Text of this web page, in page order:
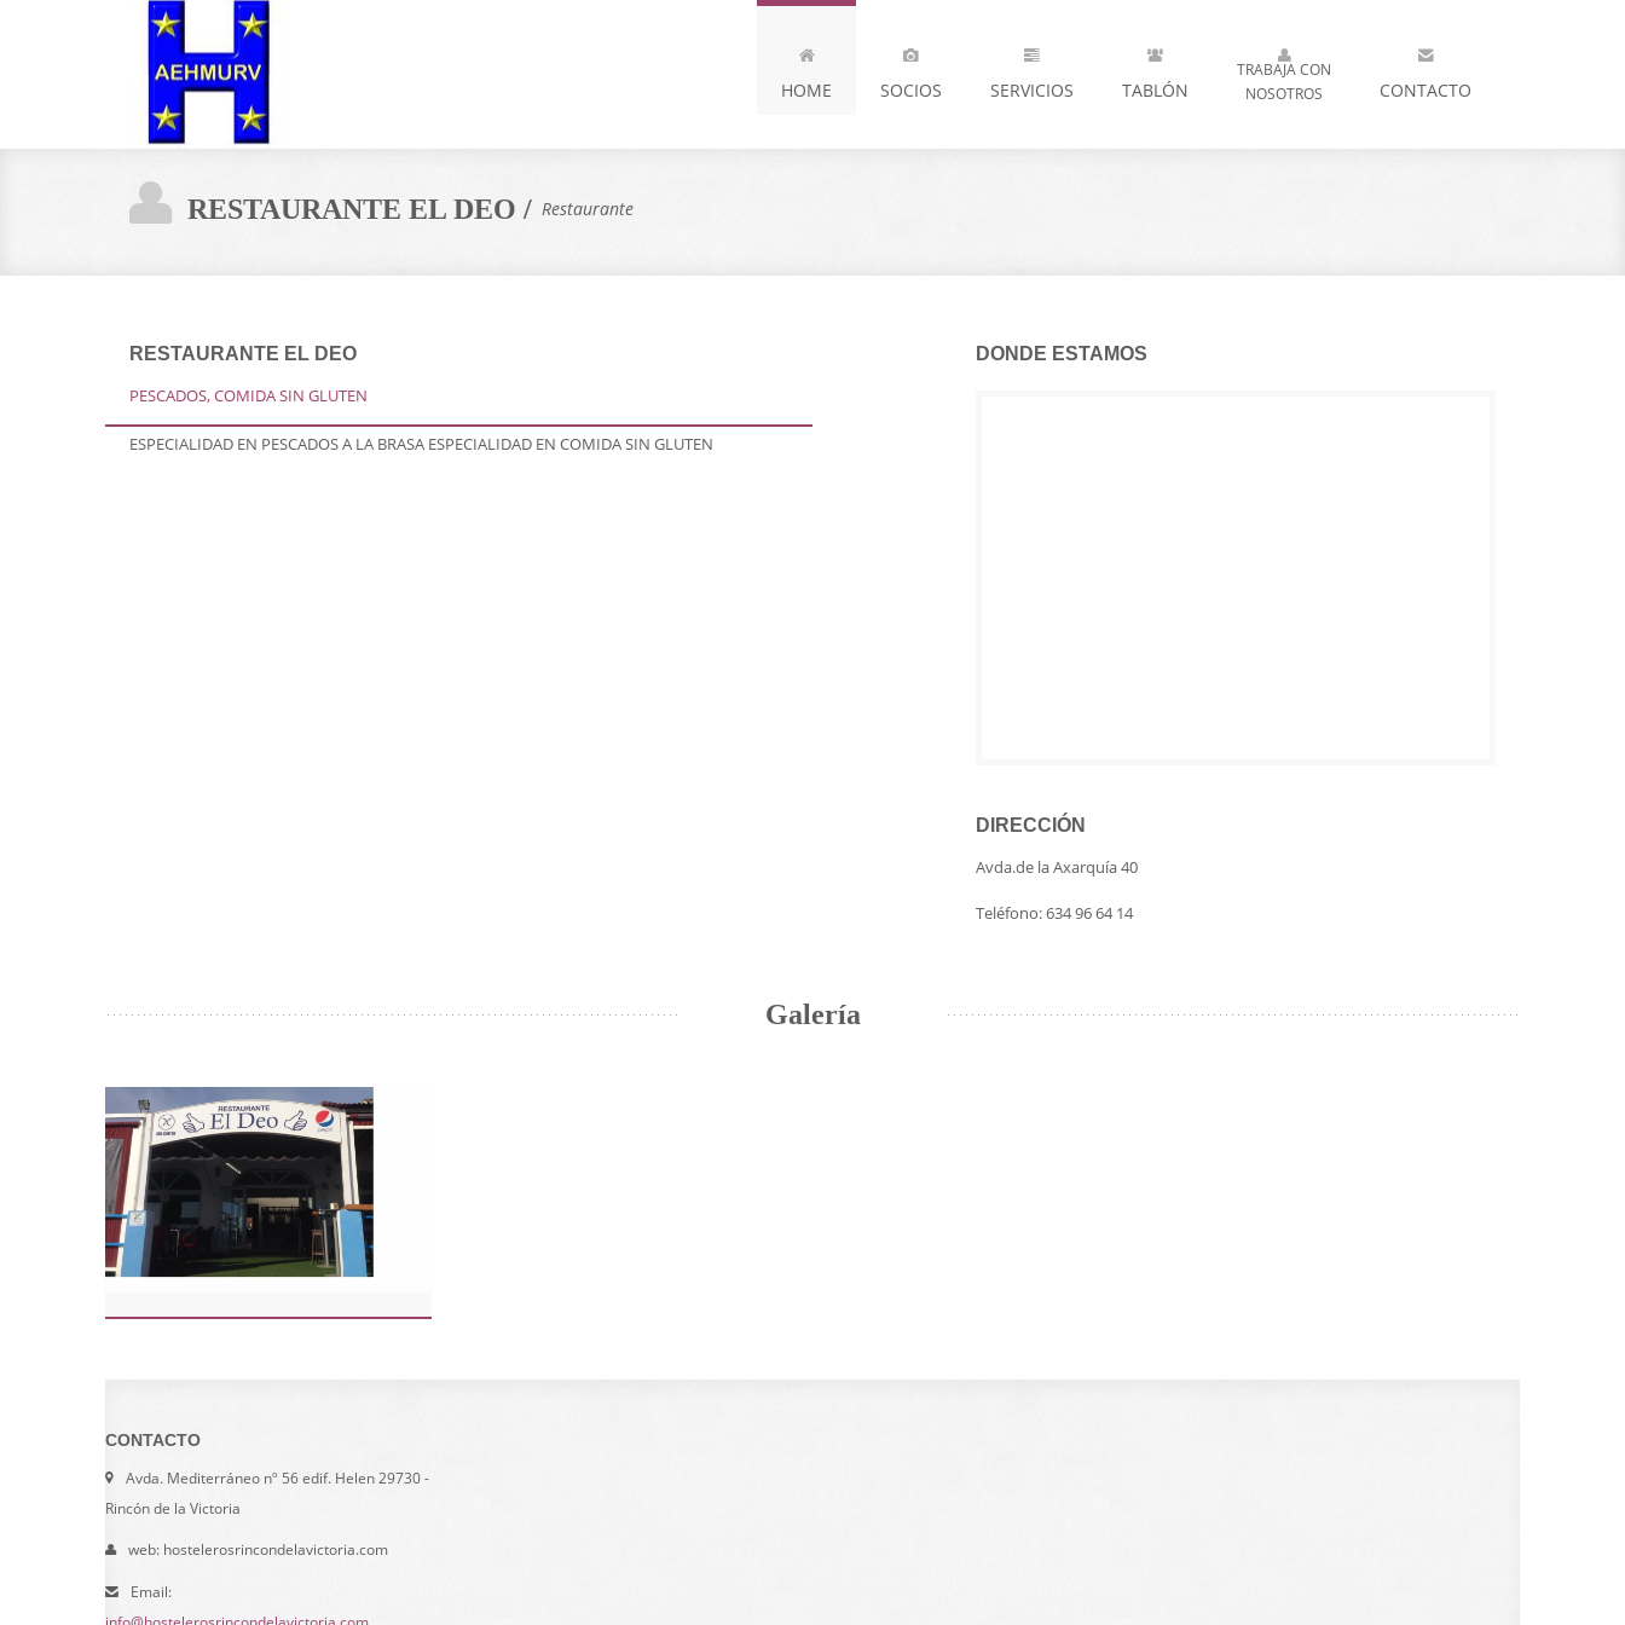
HOME SOCIOS SERVICIOS TABLÓN
TRABAJA CON
NOSOTROS
CONTACTO
RESTAURANTE EL DEO / Restaurante
DONDE ESTAMOS
DIRECCIÓN
Avda.de la Axarquía 40
Teléfono: 634 96 64 14
RESTAURANTE EL DEO
PESCADOS, COMIDA SIN GLUTEN
ESPECIALIDAD EN PESCADOS A LA BRASA ESPECIALIDAD EN COMIDA SIN GLUTEN
Galería
CONTACTO
Avda. Mediterráneo nº 56 edif. Helen 29730 -
Rincón de la Victoria
web: hostelerosrincondelavictoria.com
Email: